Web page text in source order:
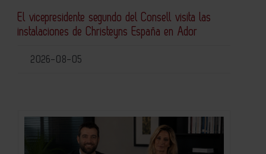
El vicepresidente segundo del Consell visita las
instalaciones de Christeyns España en Ador
2026-08-05